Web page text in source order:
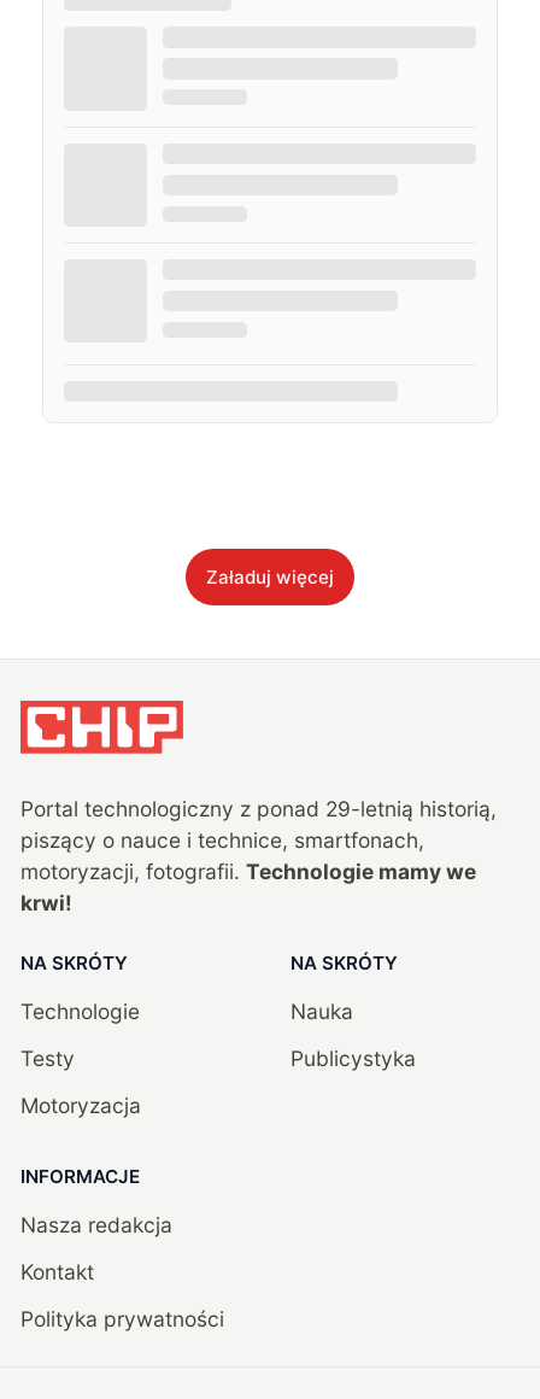
Załaduj więcej
Portal technologiczny z ponad 29-letnią historią,
piszący o nauce i technice, smartfonach,
motoryzacji, fotografii. Technologie mamy we
krwi!
NA SKRÓTY
Technologie
Testy
Motoryzacja
NA SKRÓTY
Nauka
Publicystyka
INFORMACJE
Nasza redakcja
Kontakt
Polityka prywatności